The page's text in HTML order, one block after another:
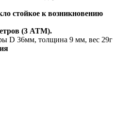
стойкое к возникновению
(3 АТМ).
D 36мм, толщина 9 мм, вес 29г